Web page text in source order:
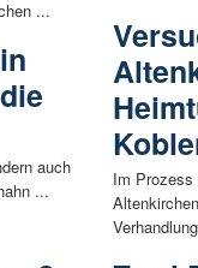
...
auch
...
Im Prozess